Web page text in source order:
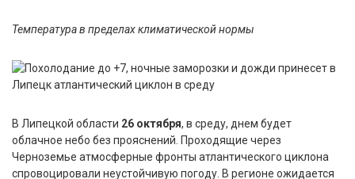
Температура в пределах климатической нормы
В Липецкой области 26 октября, в среду, днем будет
облачное небо без прояснений. Проходящие через
Черноземье атмосферные фронты атлантического циклона
спровоцировали неустойчивую погоду. В регионе ожидается